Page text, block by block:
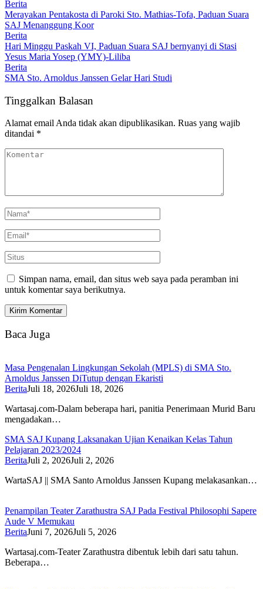
Berita
Merayakan Pentakosta di Paroki Sto. Mathias-Tofa, Paduan Suara
SAJ Menanggung Koor
Berita
Hari Minggu Paskah VI, Paduan Suara SAJ bernyanyi di Stasi
Yesus Maria Yosep (YMY)-Liliba
Berita
SMA Sto. Arnoldus Janssen Gelar Hari Studi
Tinggalkan Balasan
Alamat email Anda tidak akan dipublikasikan. Ruas yang wajib
ditandai *
Simpan nama, email, dan situs web saya pada peramban ini
untuk komentar saya berikutnya.
Baca Juga
Masa Pengenalan Lingkungan Sekolah (MPLS) di SMA Sto.
Arnoldus Janssen DiTutup dengan Ekaristi
BeritaJuli 18, 2026Juli 18, 2026
Wartasaj.com-Dalam beberapa hari, panitia Penerimaan Murid Baru
mengadakan…
SMA SAJ Kupang Laksanakan Ujian Kenaikan Kelas Tahun
Pelajaran 2023/2024
BeritaJuli 2, 2026Juli 2, 2026
WartaSAJ || SMA Santo Arnoldus Janssen Kupang melakasankan…
Penampilan Teater Zarathustra SAJ Pada Festival Philosophi Sapere
Aude V Memukau
BeritaJuni 7, 2026Juli 5, 2026
Wartasaj.com-Teater Zarathustra dibentuk lebih dari satu tahun.
Beberapa…